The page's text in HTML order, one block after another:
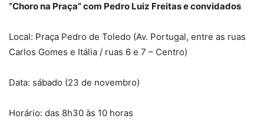
“Choro na Praça” com Pedro Luiz Freitas e convidados
Local: Praça Pedro de Toledo (Av. Portugal, entre as ruas
Carlos Gomes e Itália / ruas 6 e 7 – Centro)
Data: sábado (23 de novembro)
Horário: das 8h30 às 10 horas